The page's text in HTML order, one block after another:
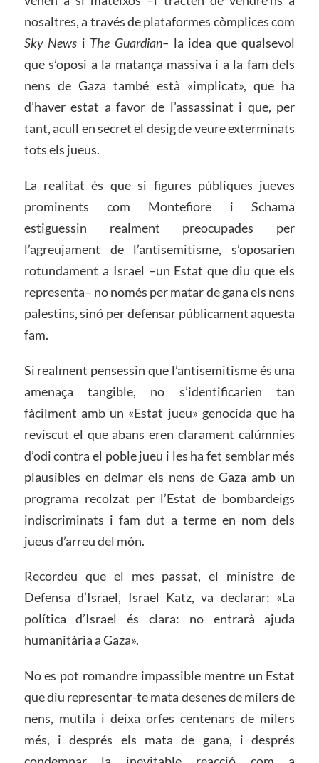
nosaltres, a través de plataformes còmplices com
Sky News i The Guardian– la idea que qualsevol
que s’oposi a la matança massiva i a la fam dels
nens de Gaza també està «implicat», que ha
d’haver estat a favor de l’assassinat i que, per
tant, acull en secret el desig de veure exterminats
tots els jueus.
La realitat és que si figures públiques jueves
prominents com Montefiore i Schama
estiguessin realment preocupades per
l’agreujament de l’antisemitisme, s’oposarien
rotundament a Israel –un Estat que diu que els
representa– no només per matar de gana els nens
palestins, sinó per defensar públicament aquesta
fam.
Si realment pensessin que l’antisemitisme és una
amenaça tangible, no s’identificarien tan
fàcilment amb un «Estat jueu» genocida que ha
reviscut el que abans eren clarament calúmnies
d’odi contra el poble jueu i les ha fet semblar més
plausibles en delmar els nens de Gaza amb un
programa recolzat per l’Estat de bombardeigs
indiscriminats i fam dut a terme en nom dels
jueus d’arreu del món.
Recordeu que el mes passat, el ministre de
Defensa d’Israel, Israel Katz, va declarar: «La
política d’Israel és clara: no entrarà ajuda
humanitària a Gaza».
No es pot romandre impassible mentre un Estat
que diu representar-te mata desenes de milers de
nens, mutila i deixa orfes centenars de milers
més, i després els mata de gana, i després